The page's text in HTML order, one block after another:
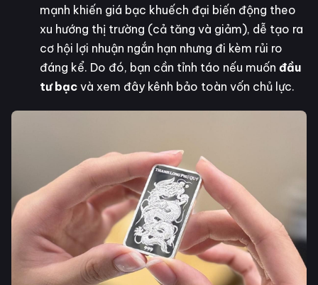
mạnh khiến giá bạc khuếch đại biến động theo
xu hướng thị trường (cả tăng và giảm), dễ tạo ra
cơ hội lợi nhuận ngắn hạn nhưng đi kèm rủi ro
đáng kể. Do đó, bạn cần tỉnh táo nếu muốn đầu
tư bạc và xem đây kênh bảo toàn vốn chủ lực.